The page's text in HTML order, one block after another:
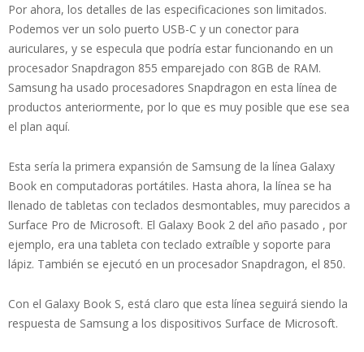
Por ahora, los detalles de las especificaciones son limitados.
Podemos ver un solo puerto USB-C y un conector para
auriculares, y se especula que podría estar funcionando en un
procesador Snapdragon 855 emparejado con 8GB de RAM.
Samsung ha usado procesadores Snapdragon en esta línea de
productos anteriormente, por lo que es muy posible que ese sea
el plan aquí.
Esta sería la primera expansión de Samsung de la línea Galaxy
Book en computadoras portátiles. Hasta ahora, la línea se ha
llenado de tabletas con teclados desmontables, muy parecidos a
Surface Pro de Microsoft. El Galaxy Book 2 del año pasado , por
ejemplo, era una tableta con teclado extraíble y soporte para
lápiz. También se ejecutó en un procesador Snapdragon, el 850.
Con el Galaxy Book S, está claro que esta línea seguirá siendo la
respuesta de Samsung a los dispositivos Surface de Microsoft.